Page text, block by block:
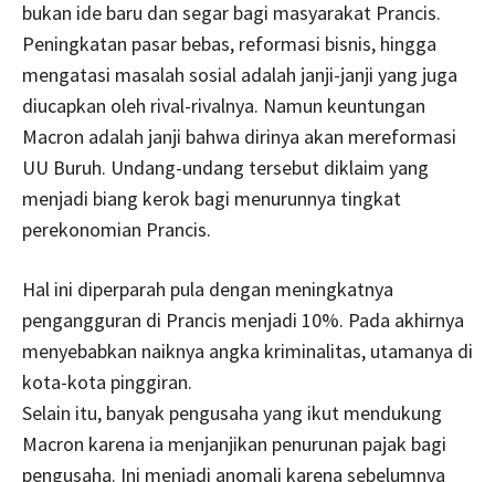
bukan ide baru dan segar bagi masyarakat Prancis.
Peningkatan pasar bebas, reformasi bisnis, hingga
mengatasi masalah sosial adalah janji-janji yang juga
diucapkan oleh rival-rivalnya. Namun keuntungan
Macron adalah janji bahwa dirinya akan mereformasi
UU Buruh. Undang-undang tersebut diklaim yang
menjadi biang kerok bagi menurunnya tingkat
perekonomian Prancis.
Hal ini diperparah pula dengan meningkatnya
pengangguran di Prancis menjadi 10%. Pada akhirnya
menyebabkan naiknya angka kriminalitas, utamanya di
kota-kota pinggiran.
Selain itu, banyak pengusaha yang ikut mendukung
Macron karena ia menjanjikan penurunan pajak bagi
pengusaha. Ini menjadi anomali karena sebelumnya